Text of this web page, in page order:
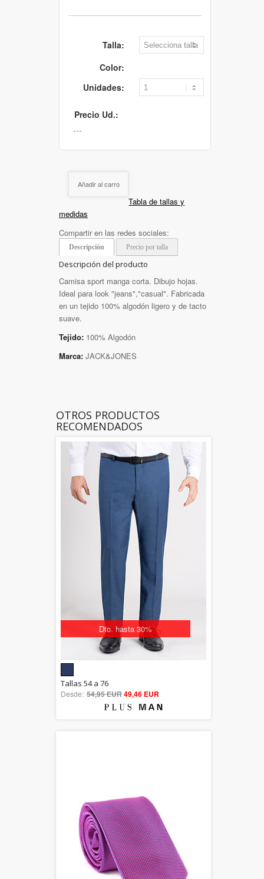
Talla:
Color:
Unidades:
Precio Ud.:
Añadir al carro
Tabla de tallas y
medidas
Compartir en las redes sociales:
Descripción Precio por talla
Descripción del producto
Camisa sport manga corta. Dibujo hojas.
Ideal para look "jeans","casual". Fabricada
en un tejido 100% algodón ligero y de tacto
suave.
Tejido: 100% Algodón
Marca: JACK&JONES
OTROS PRODUCTOS
RECOMENDADOS
Dto. hasta 30%
out of 5
Tallas 54 a 76
Desde: 54,95 EUR49,46 EUR